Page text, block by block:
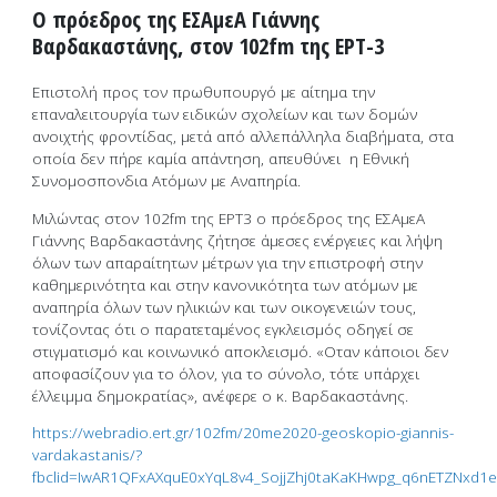
O πρόεδρος της ΕΣΑμεΑ Γιάννης
Βαρδακαστάνης, στον 102fm της ΕΡΤ-3
Επιστολή προς τον πρωθυπουργό με αίτημα την
επαναλειτουργία των ειδικών σχολείων και των δομών
ανοιχτής φροντίδας, μετά από αλλεπάλληλα διαβήματα, στα
οποία δεν πήρε καμία απάντηση, απευθύνει η Εθνική
Συνομοσπονδια Ατόμων με Αναπηρία.
Μιλώντας στον 102fm της ΕΡΤ3 ο πρόεδρος της ΕΣΑμεΑ
Γιάννης Βαρδακαστάνης ζήτησε άμεσες ενέργειες και λήψη
όλων των απαραίτητων μέτρων για την επιστροφή στην
καθημερινότητα και στην κανονικότητα των ατόμων με
αναπηρία όλων των ηλικιών και των οικογενειών τους,
τονίζοντας ότι ο παρατεταμένος εγκλεισμός οδηγεί σε
στιγματισμό και κοινωνικό αποκλεισμό. «Oταν κάποιοι δεν
αποφασίζουν για το όλον, για το σύνολο, τότε υπάρχει
έλλειμμα δημοκρατίας», ανέφερε ο κ. Βαρδακαστάνης.
https://webradio.ert.gr/102fm/20me2020-geoskopio-giannis-
vardakastanis/?